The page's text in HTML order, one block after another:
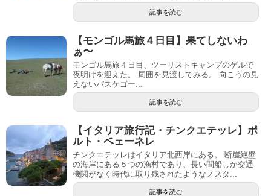
記事を読む
【モンゴル馬旅４日目】果てしないわ
ぁ〜
モンゴル馬旅４日目、ツーリストキャンプのゲルで
夜明けを迎えた。 周囲を見渡してみる。 向こうの見
えないバスケゴー...
記事を読む
【イタリア旅行記・チンクエテッレ】ポ
ルト・ベェーネレ
チンクエテッレはイタリア北西岸にある。 断崖絶壁
の海岸にある５つの漁村であり、長い間船しか交通
機関がなく時代に取り残されたようなノスタ...
記事を読む